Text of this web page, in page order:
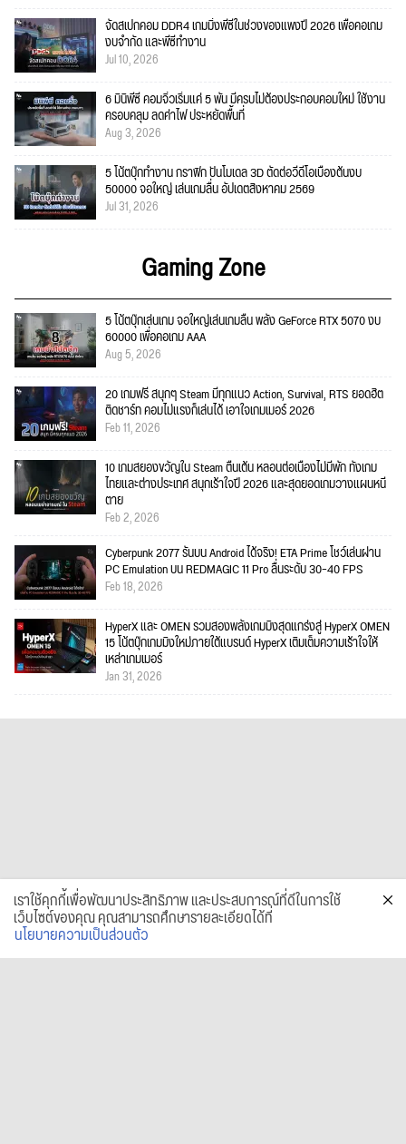
จัดสเปกคอม DDR4 เกมมิ่งพีซีในช่วงของแพงปี 2026 เพื่อคอเกม
งบจำกัด และพีซีทำงาน
Jul 10, 2026
6 มินิพีซี คอมจิ๋วเริ่มแค่ 5 พัน มีครบไม่ต้องประกอบคอมใหม่ ใช้งาน
ครอบคลุม ลดค่าไฟ ประหยัดพื้นที่
Aug 3, 2026
5 โน้ตบุ๊กทำงาน กราฟิก ปั้นโมเดล 3D ตัดต่อวีดีโอเบื้องต้นงบ
50000 จอใหญ่ เล่นเกมลื่น อัปเดตสิงหาคม 2569
Jul 31, 2026
Gaming Zone
5 โน้ตบุ๊กเล่นเกม จอใหญ่เล่นเกมลื่น พลัง GeForce RTX 5070 งบ
60000 เพื่อคอเกม AAA
Aug 5, 2026
20 เกมฟรี สนุกๆ Steam มีทุกแนว Action, Survival, RTS ยอดฮิต
ติดชาร์ท คอมไม่แรงก็เล่นได้ เอาใจเกมเมอร์ 2026
Feb 11, 2026
10 เกมสยองขวัญใน Steam ตื่นเต้น หลอนต่อเนื่องไม่มีพัก ทั้งเกม
ไทยและต่างประเทศ สนุกเร้าใจปี 2026 และสุดยอดเกมวางแผนหนี
ตาย
Feb 2, 2026
Cyberpunk 2077 รันบน Android ได้จริง! ETA Prime โชว์เล่นผ่าน
PC Emulation บน REDMAGIC 11 Pro ลื่นระดับ 30–40 FPS
Feb 18, 2026
HyperX และ OMEN รวมสองพลังเกมมิงสุดแกร่งสู่ HyperX OMEN
15 โน้ตบุ๊กเกมมิงใหม่ภายใต้แบรนด์ HyperX เติมเต็มความเร้าใจให้
เหล่าเกมเมอร์
Jan 31, 2026
เราใช้คุกกี้เพื่อพัฒนาประสิทธิภาพ และประสบการณ์ที่ดีในการใช้
เว็บไซต์ของคุณ คุณสามารถศึกษารายละเอียดได้ที่
นโยบายความเป็นส่วนตัว